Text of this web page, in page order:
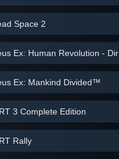
Space 2
Ex: Human Revolution - Director's Cut
Ex: Mankind Divided™
3 Complete Edition
Rally